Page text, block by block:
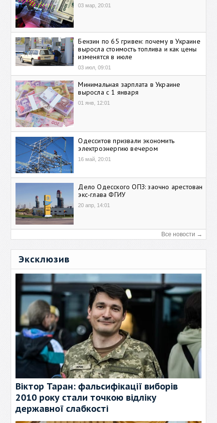
03 мар, 20:01
Бензин по 65 гривен: почему в Украине
выросла стоимость топлива и как цены
изменятся в июле
03 июл, 09:01
Минимальная зарплата в Украине
выросла с 1 января
01 янв, 12:01
Одесситов призвали экономить
электроэнергию вечером
16 май, 20:01
Дело Одесского ОПЗ: заочно арестован
экс-глава ФГИУ
20 апр, 14:01
Все новости →
Эксклюзив
Віктор Таран: фальсифікації виборів
2010 року стали точкою відліку
державної слабкості